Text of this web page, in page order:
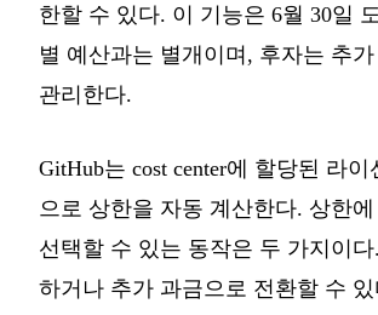
한할 수 있다. 이 기능은 6월 30일
별 예산과는 별개이며, 후자는 추
관리한다.
GitHub는 cost center에 할당된 라
으로 상한을 자동 계산한다. 상한에
선택할 수 있는 동작은 두 가지이
하거나 추가 과금으로 전환할 수